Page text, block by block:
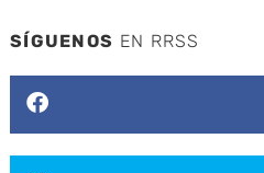
SÍGUENOS EN RRSS